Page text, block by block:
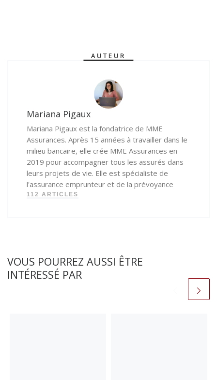
AUTEUR
Mariana Pigaux
Mariana Pigaux est la fondatrice de MME
Assurances. Après 15 années à travailler dans le
milieu bancaire, elle crée MME Assurances en
2019 pour accompagner tous les assurés dans
leurs projets de vie. Elle est spécialiste de
l'assurance emprunteur et de la prévoyance
112 ARTICLES
VOUS POURREZ AUSSI ÊTRE
INTÉRESSÉ PAR